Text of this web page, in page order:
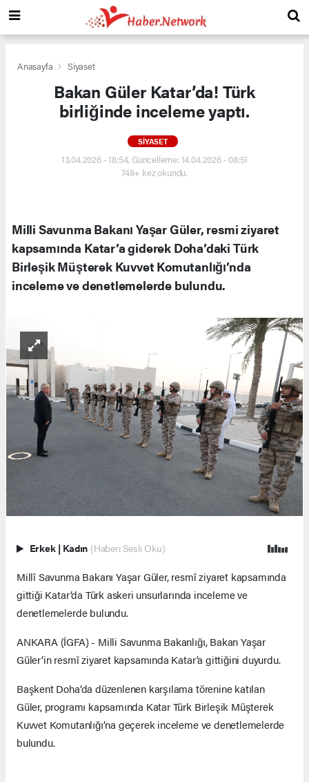
Anasayfa Siyaset
Bakan Güler Katar’da! Türk
birliğinde inceleme yaptı.
SIYASET
13.04.2026 - 18:54, Güncelleme: 14.04.2026 - 08:51
748+ kez okundu.
Milli Savunma Bakanı Yaşar Güler, resmi ziyaret
kapsamında Katar’a giderek Doha’daki Türk
Birleşik Müşterek Kuvvet Komutanlığı’nda
inceleme ve denetlemelerde bulundu.
Erkek | Kadın (Haberi Sesli Oku)
Millî Savunma Bakanı Yaşar Güler, resmî ziyaret kapsamında
gittiği Katar’da Türk askeri unsurlarında inceleme ve
denetlemelerde bulundu.
ANKARA (İGFA) - Milli Savunma Bakanlığı, Bakan Yaşar
Güler’in resmî ziyaret kapsamında Katar’a gittiğini duyurdu.
Başkent Doha’da düzenlenen karşılama törenine katılan
Güler, programı kapsamında Katar Türk Birleşik Müşterek
Kuvvet Komutanlığı’na geçerek inceleme ve denetlemelerde
bulundu.